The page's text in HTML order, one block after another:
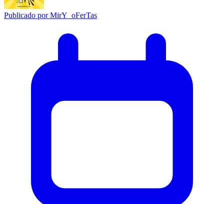
Publicado porMirY_oFerTas